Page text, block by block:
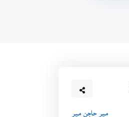
مير حاجن مير